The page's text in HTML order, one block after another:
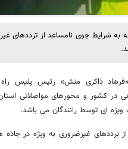
به شرایط جوی نامساعد از ترددهای
ذاکری منش» رئیس پلیس راه
در کشور و محورهای مواصلاتی
ویژه ای توسط رانندگان می باشد.
ترددهای غیرضروری به ویژه در جاده